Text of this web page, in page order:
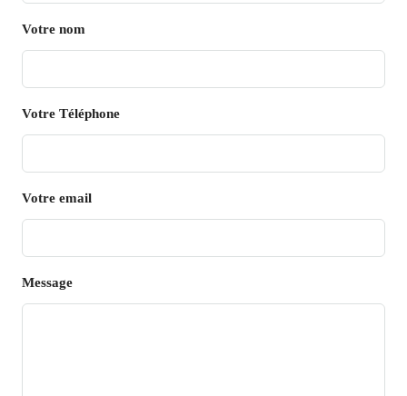
Votre nom
Votre Téléphone
Votre email
Message